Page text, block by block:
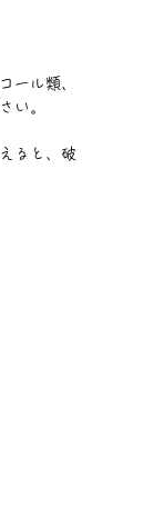
ール類、
い。
ると、破